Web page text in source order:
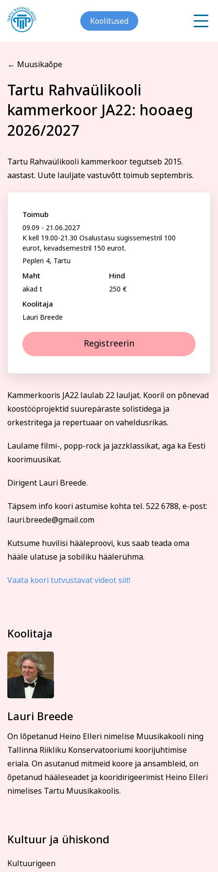
Koolitused
Arvuti ja töö
Kunst
eneseareng
Tekstiil ja käsitöö Tervis ja ilu
Kultuur ja ühiskond Veebi- ja videoõpe
Meist
Galerii
Blogi
Projektid
ENG RUS
Facebook
← Muusikaõpe
Tartu Rahvaülikooli
kammerkoor JA22: hooaeg
2026/2027
Tartu Rahvaülikooli kammerkoor tegutseb 2015.
aastast. Uute lauljate vastuvõtt toimub septembris.
Toimub
09.09 - 21.06.2027
K kell 19.00-21.30 Osalustasu sügissemestril 100
eurot, kevadsemestril 150 eurot.
Pepleri 4, Tartu
Maht
akad t
Hind
250 €
Koolitaja
Lauri Breede
Registreerin
Kammerkooris JA22 laulab 22 lauljat. Kooril on põnevad
koostööprojektid suurepäraste solistidega ja
orkestritega ja repertuaar on vaheldusrikas.
Laulame filmi-, popp-rock ja jazzklassikat, aga ka Eesti
koorimuusikat.
Dirigent Lauri Breede.
Täpsem info koori astumise kohta tel. 522 6788, e-post:
lauri.breede@gmail.com
Kutsume huvilisi hääleproovi, kus saab teada oma
hääle ulatuse ja sobiliku häälerühma.
Vaata koori tutvustavat videot siit!
Koolitaja
Lauri Breede
On lõpetanud Heino Elleri nimelise Muusikakooli ning
Tallinna Riikliku Konservatooriumi koorijuhtimise
eriala. On asutanud mitmeid koore ja ansambleid, on
õpetanud hääleseadet ja kooridirigeerimist Heino Elleri
nimelises Tartu Muusikakoolis.
Kultuur ja ühiskond
Kultuurigeen
Registreerin koolitusele
Tartu Rahvaülikooli
kammerkoor JA22: hooaeg
2026/2027
Eesnimi
Perenimi
Telefon
E-posti aadress
Isikukood
Sisesta osaleja isikukood, et vältida segadust
nimekaimudega.
Tasumine
Tasun ise
Tasub teine isik
(Nt ettevõte, omavalitsus vm)
Koolitusel osalemiseks tuleb õppetasu tasuda arvel
märgitud tähtajaks, mis saadetakse koos
nädalat enne koolituse algust). Kokkuleppel
Loobumisest mitte teavitamisel või loobumisel vähem
kui kaks tööpäeva enne koolituse algust või kui koolitus
on juba alanud, õppetasu ei tagastata ja väljastatud
arve kuulub tasumisele.
Koolituse ärajäämisel teavitatakse registreerunuid
sellest viivitamatult. Õppetasu tagastatakse või soovi
korral kantakse üle mõnele teisele koolitusele.
Tutvu privaatsuspoliitikaga siin
Kinnitan, et olen tutvunud ja nõustun õppetöö
korraldusega, privaatsuspoliitikaga ja nõustun